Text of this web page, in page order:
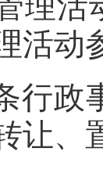
活动
行政
让、